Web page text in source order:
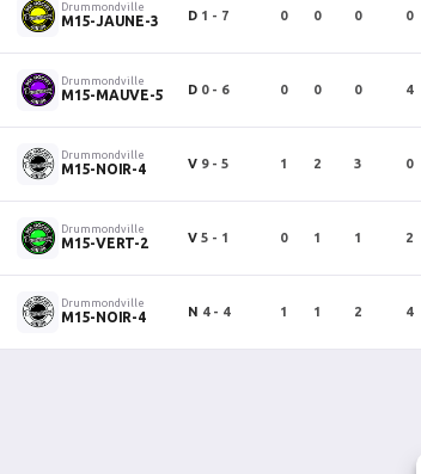
Drummondville
M15-JAUNE-3 D 1 - 7 0 0 0 0
Drummondville
M15-MAUVE-5 D 0 - 6 0 0 0 4
Drummondville
M15-NOIR-4 V 9 - 5 1 2 3 0
Drummondville
M15-VERT-2 V 5 - 1 0 1 1 2
Drummondville
M15-NOIR-4 N 4 - 4 1 1 2 4